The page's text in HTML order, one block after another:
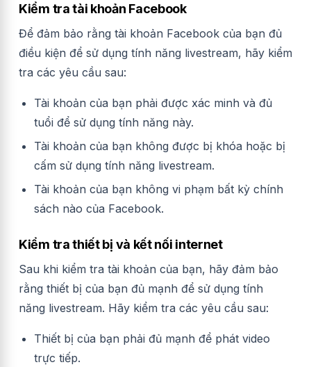
Kiểm tra tài khoản Facebook
Để đảm bảo rằng tài khoản Facebook của bạn đủ
điều kiện để sử dụng tính năng livestream, hãy kiểm
tra các yêu cầu sau:
Tài khoản của bạn phải được xác minh và đủ
tuổi để sử dụng tính năng này.
Tài khoản của bạn không được bị khóa hoặc bị
cấm sử dụng tính năng livestream.
Tài khoản của bạn không vi phạm bất kỳ chính
sách nào của Facebook.
Kiểm tra thiết bị và kết nối internet
Sau khi kiểm tra tài khoản của bạn, hãy đảm bảo
rằng thiết bị của bạn đủ mạnh để sử dụng tính
năng livestream. Hãy kiểm tra các yêu cầu sau:
Thiết bị của bạn phải đủ mạnh để phát video
trực tiếp.